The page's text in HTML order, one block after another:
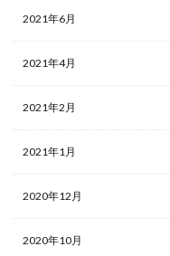
2021年6月
2021年4月
2021年2月
2021年1月
2020年12月
2020年10月